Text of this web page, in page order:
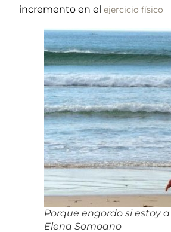
incremento en elejercicio físico.
Porque engordo si estoy
Elena Somoano